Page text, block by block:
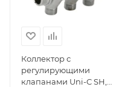
Коллектор с
регулирующими
клапанами Uni-C SH,